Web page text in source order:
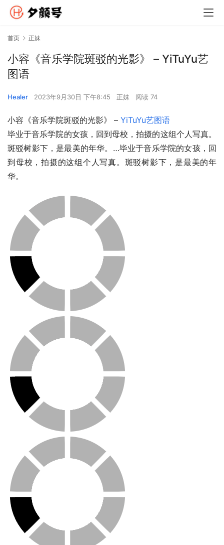
首页 正妹
小容《音乐学院斑驳的光影》 – YiTuYu艺
图语
Healer 2023年9月30日 下午8:45 正妹 阅读 74
小容《音乐学院斑驳的光影》 – YiTuYu艺图语
毕业于音乐学院的女孩，回到母校，拍摄的这组个人写真。
斑驳树影下，是最美的年华。…毕业于音乐学院的女孩，回
到母校，拍摄的这组个人写真。斑驳树影下，是最美的年
华。